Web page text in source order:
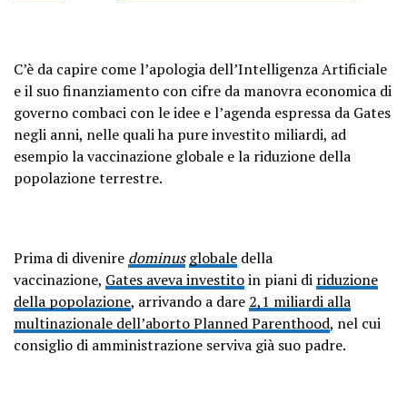
C’è da capire come l’apologia dell’Intelligenza Artificiale
e il suo finanziamento con cifre da manovra economica di
governo combaci con le idee e l’agenda espressa da Gates
negli anni, nelle quali ha pure investito miliardi, ad
esempio la vaccinazione globale e la riduzione della
popolazione terrestre.
Prima di divenire dominus globale della
vaccinazione, Gates aveva investitoin piani di riduzione
della popolazione, arrivando a dare 2,1 miliardi alla
multinazionale dell’aborto Planned Parenthood, nel cui
consiglio di amministrazione serviva già suo padre.